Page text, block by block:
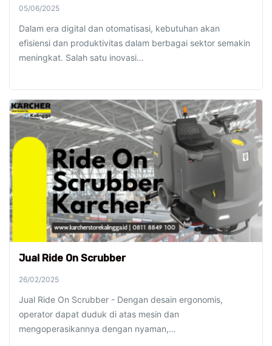
05/06/2025
Dalam era digital dan otomatisasi, kebutuhan akan
efisiensi dan produktivitas dalam berbagai sektor semakin
meningkat. Salah satu inovasi…
Jual Ride On Scrubber
26/02/2025
Jual Ride On Scrubber - Dengan desain ergonomis,
operator dapat duduk di atas mesin dan
mengoperasikannya dengan nyaman,…